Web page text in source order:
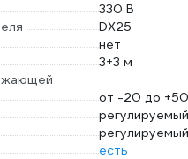
330 В
DX25
нет
3+3 м
от -20 до
регулируемый
регулируемый
есть